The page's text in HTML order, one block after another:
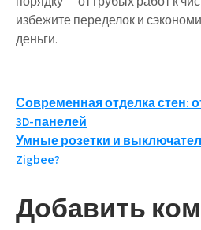
избежите переделок и
деньги.
Навигация
по
записям
Современная отделка стен:
3D-панелей
Умные розетки и
Zigbee?
Добавить